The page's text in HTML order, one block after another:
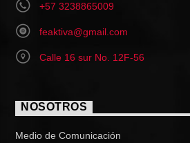
+57 3238865009
feaktiva@gmail.com
Calle 16 sur No. 12F-56
NOSOTROS
Medio de Comunicación